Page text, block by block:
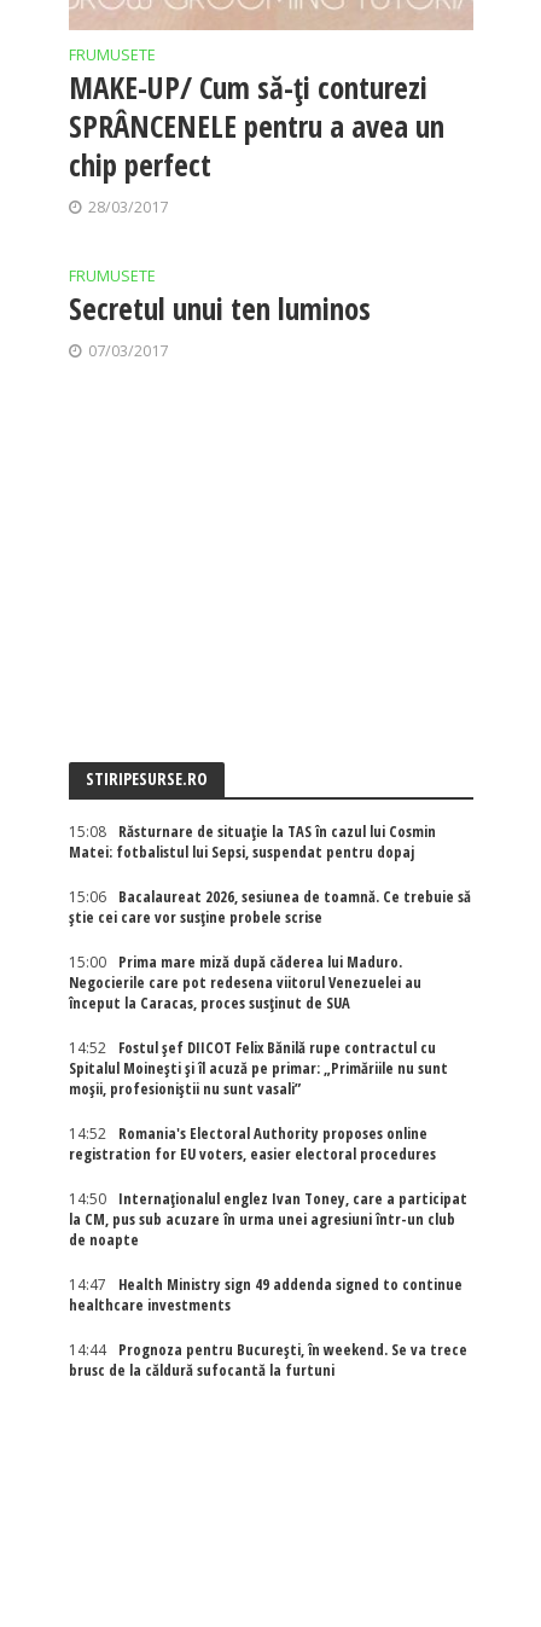
FRUMUSETE
MAKE-UP/ Cum să-ți conturezi
SPRÂNCENELE pentru a avea un
chip perfect
28/03/2017
FRUMUSETE
Secretul unui ten luminos
07/03/2017
STIRIPESURSE.RO
15:08
Răsturnare de situație la TAS în cazul lui Cosmin
Matei: fotbalistul lui Sepsi, suspendat pentru dopaj
15:06
Bacalaureat 2026, sesiunea de toamnă. Ce trebuie să
știe cei care vor susține probele scrise
15:00
Prima mare miză după căderea lui Maduro.
Negocierile care pot redesena viitorul Venezuelei au
început la Caracas, proces susținut de SUA
14:52
Fostul șef DIICOT Felix Bănilă rupe contractul cu
Spitalul Moinești și îl acuză pe primar: „Primăriile nu sunt
moșii, profesioniștii nu sunt vasali”
14:52
Romania's Electoral Authority proposes online
registration for EU voters, easier electoral procedures
14:50
Internaţionalul englez Ivan Toney, care a participat
la CM, pus sub acuzare în urma unei agresiuni într-un club
de noapte
14:47
Health Ministry sign 49 addenda signed to continue
healthcare investments
14:44
Prognoza pentru București, în weekend. Se va trece
brusc de la căldură sufocantă la furtuni